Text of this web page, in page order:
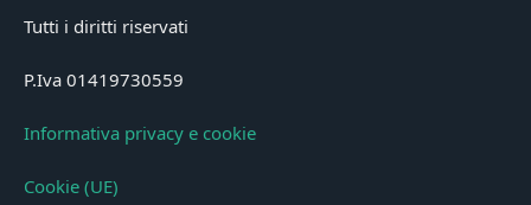
Tutti i diritti riservati
P.Iva 01419730559
Informativa privacy e cookie
Cookie (UE)